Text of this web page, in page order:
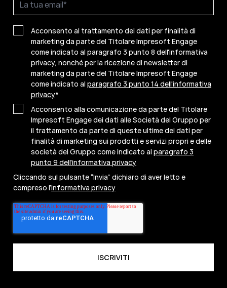
Acconsento al trattamento dei dati per finalità di
marketing da parte del Titolare Impresoft Engage
come indicato al paragrafo 3 punto 8 dell'informativa
privacy, nonché per la ricezione di newsletter di
marketing da parte del Titolare Impresoft Engage
come indicato al paragrafo 3 punto 14 dell'informativa
privacy*
Acconsento alla comunicazione da parte del Titolare
Impresoft Engage dei dati alle Società del Gruppo per
il trattamento da parte di queste ultime dei dati per
finalità di marketing sui prodotti e servizi propri e delle
società del Gruppo come indicato al paragrafo 3
punto 9 dell'informativa privacy
Cliccando sul pulsante “Invia” dichiaro di aver letto e
compreso l’informativa privacy